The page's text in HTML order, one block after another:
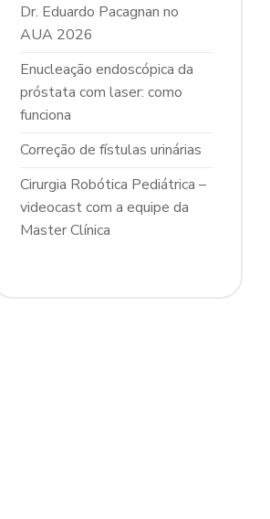
Dr. Eduardo Pacagnan no
AUA 2026
Enucleação endoscópica da
próstata com laser: como
funciona
Correção de fístulas urinárias
Cirurgia Robótica Pediátrica –
videocast com a equipe da
Master Clínica